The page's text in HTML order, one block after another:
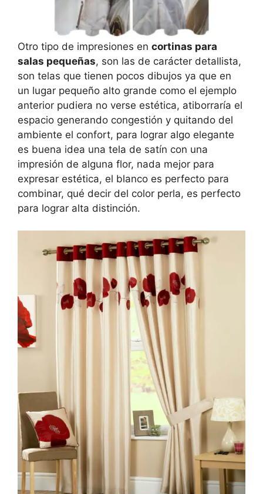
Otro tipo de impresiones en cortinas para
salas pequeñas, son las de carácter detallista,
son telas que tienen pocos dibujos ya que en
un lugar pequeño alto grande como el ejemplo
anterior pudiera no verse estética, atiborraría el
espacio generando congestión y quitando del
ambiente el confort, para lograr algo elegante
es buena idea una tela de satín con una
impresión de alguna flor, nada mejor para
expresar estética, el blanco es perfecto para
combinar, qué decir del color perla, es perfecto
para lograr alta distinción.